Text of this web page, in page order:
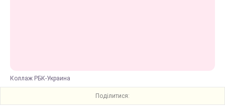
Коллаж РБК-Украина
Поділитися: